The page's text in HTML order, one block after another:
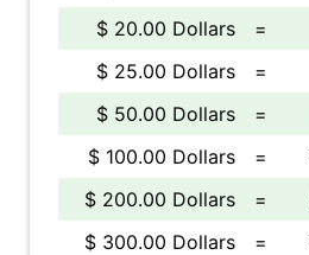
$ 20.00 Dollars
=
$ 25.00 Dollars
=
$ 50.00 Dollars
=
$ 100.00 Dollars
=
$ 200.00 Dollars
=
$ 300.00 Dollars
=